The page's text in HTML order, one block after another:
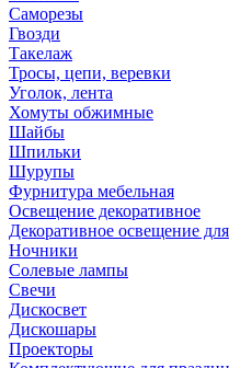
Саморезы
Гвозди
Такелаж
Тросы, цепи, веревки
Уголок, лента
Хомуты обжимные
Шайбы
Шпильки
Шурупы
Фурнитура мебельная
Освещение декоративное
Декоративное освещение
Ночники
Солевые лампы
Свечи
Дискосвет
Дискошары
Проекторы